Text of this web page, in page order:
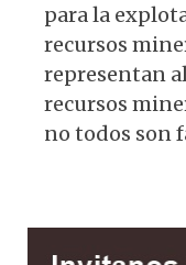
para la
recursos
representan
recursos
no todos son